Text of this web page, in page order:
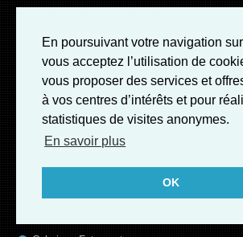
En poursuivant votre navigation
vous acceptez l’utilisation de
vous proposer des services et
à vos centres d’intérêts et pour
statistiques de visites anonymes.
En savoir plus
OK
Coloriage Nina
Coloriage Arthur
Coloriage Noe
Coloriage William
Coloriage Felix
Coloriage
Coloriage Iris
Coloriage
Coloriage Charles
Coloriage Oscar